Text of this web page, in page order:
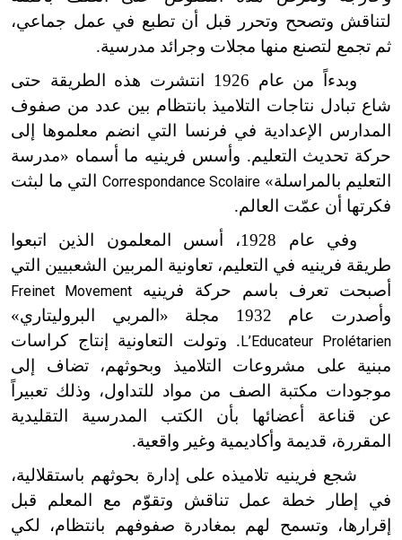
لتناقش وتصحح وتحرر قبل أن تطبع في عمل جماعي،
ثم تجمع لتصنع منها مجلات وجرائد مدرسية.
وبدءاً من عام 1926 انتشرت هذه الطريقة حتى
شاع تبادل نتاجات التلاميذ بانتظام بين عدد من صفوف
المدارس الإعدادية في فرنسا التي انضم معلموها إلى
حركة تحديث التعليم. وأسس فرينيه ما أسماه «مدرسة
التعليم بالمراسلة»Correspondance Scolaire التي ما لبثت
فكرتها أن عمّت العالم.
وفي عام 1928، أسس المعلمون الذين اتبعوا
طريقة فرينيه في التعليم، تعاونية المربين الشعبيين التي
أصبحت تعرف باسم حركة فرينيه Freinet Movement
وأصدرت عام 1932 مجلة «المربي البروليتاري»
L’Educateur Prolétarien . وتولت التعاونية إنتاج كراسات
مبنية على مشروعات التلاميذ وبحوثهم، تضاف إلى
موجودات مكتبة الصف من مواد للتداول، وذلك تعبيراً
عن قناعة أعضائها بأن الكتب المدرسية التقليدية
المقررة، قديمة وأكاديمية وغير واقعية.
شجع فرينيه تلاميذه على إدارة بحوثهم باستقلالية،
في إطار خطة عمل تناقش وتقوّم مع المعلم قبل
إقرارها، وتسمح لهم بمغادرة صفوفهم بانتظام، لكي